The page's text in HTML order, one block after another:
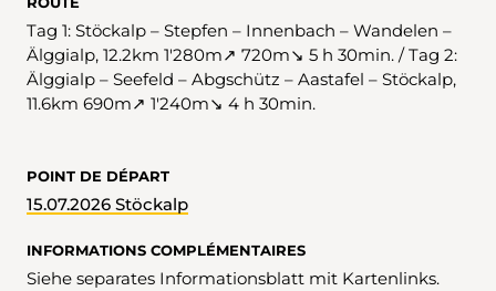
Tag 1: Stöckalp – Stepfen – Innenbach – Wandelen –
Älggialp, 12.2km 1'280m↗ 720m↘ 5 h 30min. / Tag 2:
Älggialp – Seefeld – Abgschütz – Aastafel – Stöckalp,
11.6km 690m↗ 1'240m↘ 4 h 30min.
POINT DE DÉPART
15.07.2026 Stöckalp
INFORMATIONS COMPLÉMENTAIRES
Siehe separates Informationsblatt mit Kartenlinks.